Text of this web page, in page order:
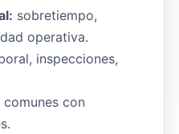
sobretiempo,
operativa.
inspecciones,
con